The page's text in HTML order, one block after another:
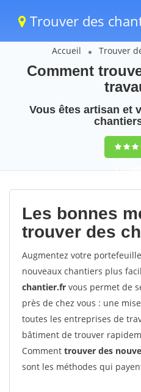
Trouver des
Accueil Trouver
Comment
Vous êtes artisan et
9,5
Les bonnes
trouver des
Augmentez votre
nouveaux chantiers plus
chantier.fr vous permet de
près de chez vous : une
toutes les entreprises de
bâtiment de trouver
Comment trouver des
sont les méthodes qui